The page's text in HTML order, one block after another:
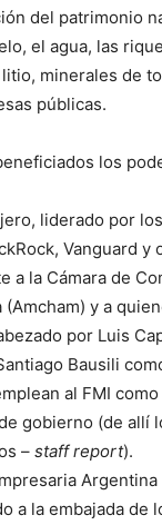
del patrimonio
el agua, las
minerales de
públicas.
los
liderado por
Vanguard y
a la Cámara de
(Amcham) y a
por Luis
Bausili
al FMI
gobierno (de allí
– staff report).
a la embajada de